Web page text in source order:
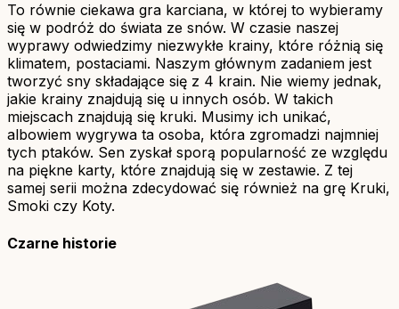
To równie ciekawa gra karciana, w której to wybieramy
się w podróż do świata ze snów. W czasie naszej
wyprawy odwiedzimy niezwykłe krainy, które różnią się
klimatem, postaciami. Naszym głównym zadaniem jest
tworzyć sny składające się z 4 krain. Nie wiemy jednak,
jakie krainy znajdują się u innych osób. W takich
miejscach znajdują się kruki. Musimy ich unikać,
albowiem wygrywa ta osoba, która zgromadzi najmniej
tych ptaków. Sen zyskał sporą popularność ze względu
na piękne karty, które znajdują się w zestawie. Z tej
samej serii można zdecydować się również na grę Kruki,
Smoki czy Koty.
Czarne historie